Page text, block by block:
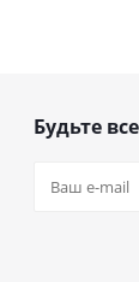
Будьте